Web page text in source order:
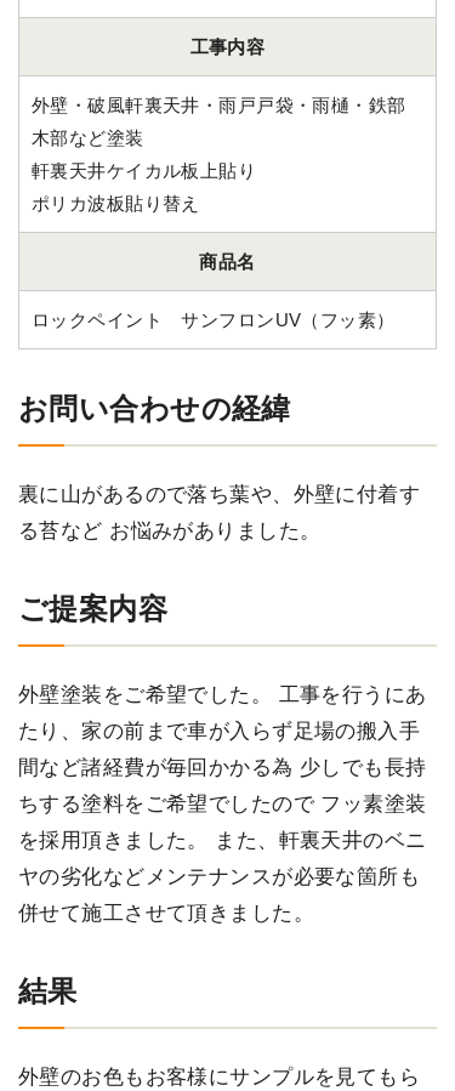
工事内容
外壁・破風軒裏天井・雨戸戸袋・雨樋・鉄部
木部など塗装
軒裏天井ケイカル板上貼り
ポリカ波板貼り替え
商品名
ロックペイント サンフロンUV（フッ素）
お問い合わせの経緯
裏に山があるので落ち葉や、外壁に付着す
る苔など お悩みがありました。
ご提案内容
外壁塗装をご希望でした。 工事を行うにあ
たり、家の前まで車が入らず足場の搬入手
間など諸経費が毎回かかる為 少しでも長持
ちする塗料をご希望でしたので フッ素塗装
を採用頂きました。 また、軒裏天井のベニ
ヤの劣化などメンテナンスが必要な箇所も
併せて施工させて頂きました。
結果
外壁のお色もお客様にサンプルを見てもら